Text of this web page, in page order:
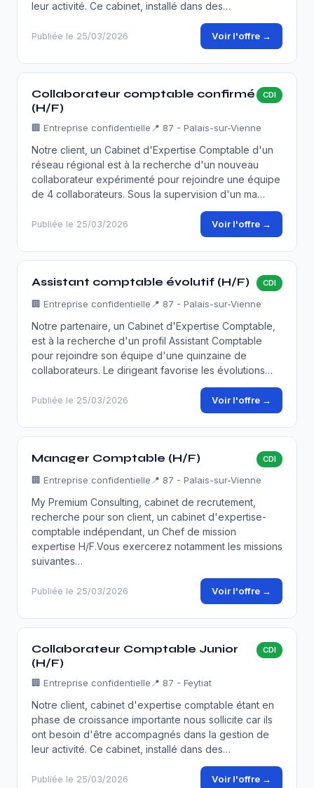
leur activité. Ce cabinet, installé dans des…
Publiée le 25/03/2026 Voir l'offre →
Collaborateur comptable confirmé
(H/F)
CDI
🏢 Entreprise confidentielle 📍 87 - Palais-sur-Vienne
Notre client, un Cabinet d'Expertise Comptable d'un
réseau régional est à la recherche d'un nouveau
collaborateur expérimenté pour rejoindre une équipe
de 4 collaborateurs. Sous la supervision d'un ma…
Publiée le 25/03/2026 Voir l'offre →
Assistant comptable évolutif (H/F) CDI
🏢 Entreprise confidentielle 📍 87 - Palais-sur-Vienne
Notre partenaire, un Cabinet d'Expertise Comptable,
est à la recherche d'un profil Assistant Comptable
pour rejoindre son équipe d'une quinzaine de
collaborateurs. Le dirigeant favorise les évolutions…
Publiée le 25/03/2026 Voir l'offre →
Manager Comptable (H/F) CDI
🏢 Entreprise confidentielle 📍 87 - Palais-sur-Vienne
My Premium Consulting, cabinet de recrutement,
recherche pour son client, un cabinet d'expertise-
comptable indépendant, un Chef de mission
expertise H/F.Vous exercerez notamment les missions
suivantes…
Publiée le 25/03/2026 Voir l'offre →
Collaborateur Comptable Junior
(H/F)
CDI
🏢 Entreprise confidentielle 📍 87 - Feytiat
Notre client, cabinet d'expertise comptable étant en
phase de croissance importante nous sollicite car ils
ont besoin d'être accompagnés dans la gestion de
leur activité. Ce cabinet, installé dans des…
Publiée le 25/03/2026 Voir l'offre →